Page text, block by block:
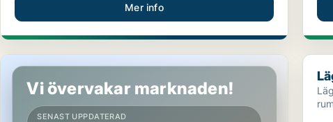
Mer info
Lägenhet i Huddinge, Farsta
Vi övervakar marknaden!
SENAST UPPDATERAD
rum